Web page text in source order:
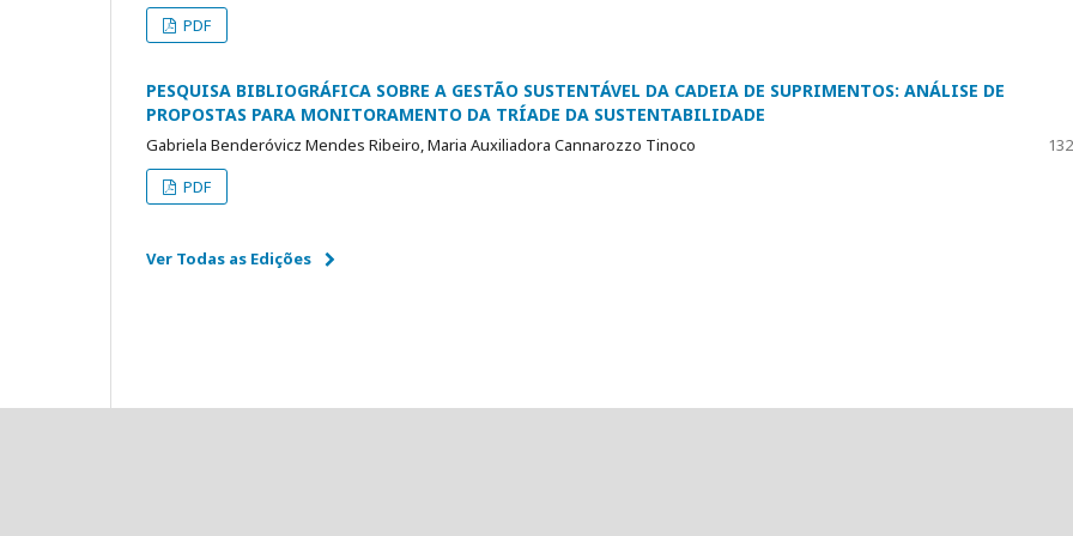
PDF
PESQUISA BIBLIOGRÁFICA SOBRE A GESTÃO SUSTENTÁVEL DA CADEIA DE SUPRIMENTOS: ANÁLISE DE
PROPOSTAS PARA MONITORAMENTO DA TRÍADE DA SUSTENTABILIDADE
Gabriela Benderóvicz Mendes Ribeiro, Maria Auxiliadora Cannarozzo Tinoco
PDF
Ver Todas as Edições